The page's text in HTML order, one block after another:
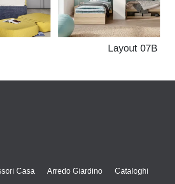
Layout 07B
Casa Arredo Giardino Cataloghi